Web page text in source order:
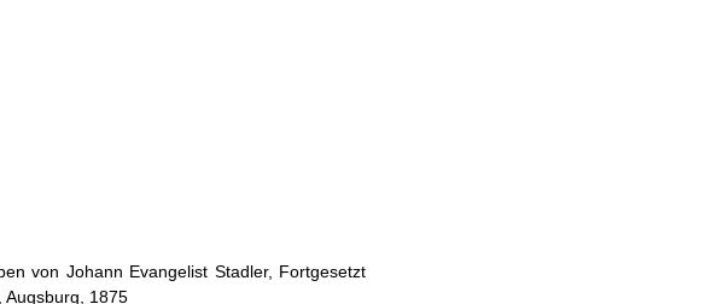
von Johann Evangelist Stadler, Fortgesetzt
Augsburg, 1875